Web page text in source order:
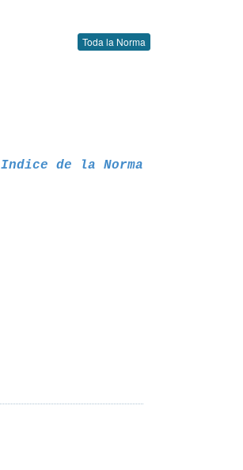
Toda la Norma
Indice de la Norma